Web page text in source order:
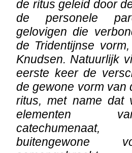
de ritus geleid door
de personele
gelovigen die
de Tridentijnse
Knudsen. Natuurlijk
eerste keer de
de gewone vorm van
ritus, met name dat
elementen
buitengewone